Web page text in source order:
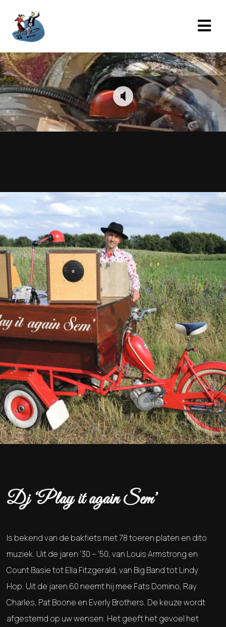
Dj ‘Play it again Sem’
Is bekend van de bakfiets met 78 toeren platen en dito
muziek. Uit de jaren ‘30 – ’50, van Louis Armstrong en
Count Basie tot Ella Fitzgerald, van Big Band tot Lindy
Hop. Uit de jaren 60 neemt hij mee Fats Domino, Ray
Charles, Pat Boone en Everly Brothers. De keuze wordt
afgestemd op uw wensen. Het geeft het gevoel het